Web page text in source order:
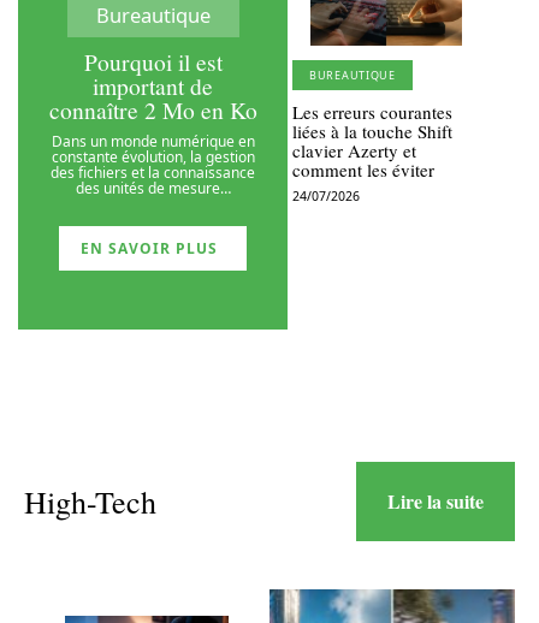
Bureautique
Pourquoi il est
important de
connaître 2 Mo en Ko
Dans un monde numérique en
constante évolution, la gestion
des fichiers et la connaissance
des unités de mesure…
EN SAVOIR PLUS
BUREAUTIQUE
Les erreurs courantes
liées à la touche Shift
clavier Azerty et
comment les éviter
24/07/2026
High-Tech Lire la suite